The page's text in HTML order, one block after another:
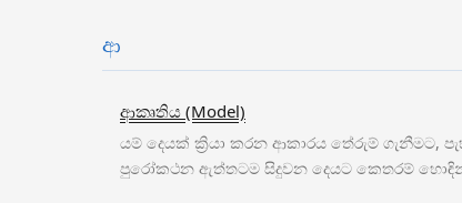
ආ
ආකෘතිය (Model)
යම් දෙයක් ක්‍රියා කරන ආකාරය තේරුම්
පුරෝකථන ඇත්තටම සිදුවන දෙයට කෙතරම්